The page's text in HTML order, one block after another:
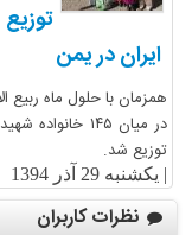
ایران در یمن
همزمان با حلول ماه
در میان ۱۴۵
توزیع شد.
| یکشنبه 29 آذر 1394
نظرات کاربران